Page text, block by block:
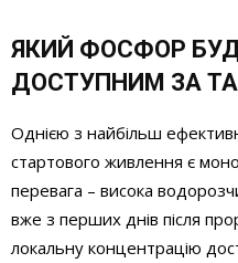
ЯКИЙ ФОСФОР
ДОСТУПНИМ ЗА
Однією з найбільш
стартового живлення є
перевага – висока
вже з перших днів після
локальну концентрацію